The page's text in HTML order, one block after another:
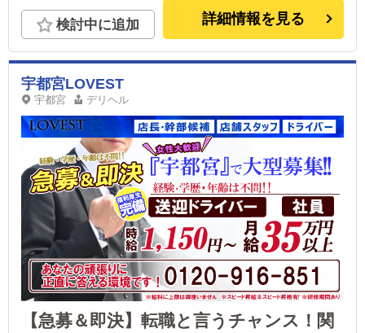
検討中に追加 詳細情報を見る
宇都宮LOVEST
宇都宮 デリヘル
【急募＆即決】転職と言うチャンス！関